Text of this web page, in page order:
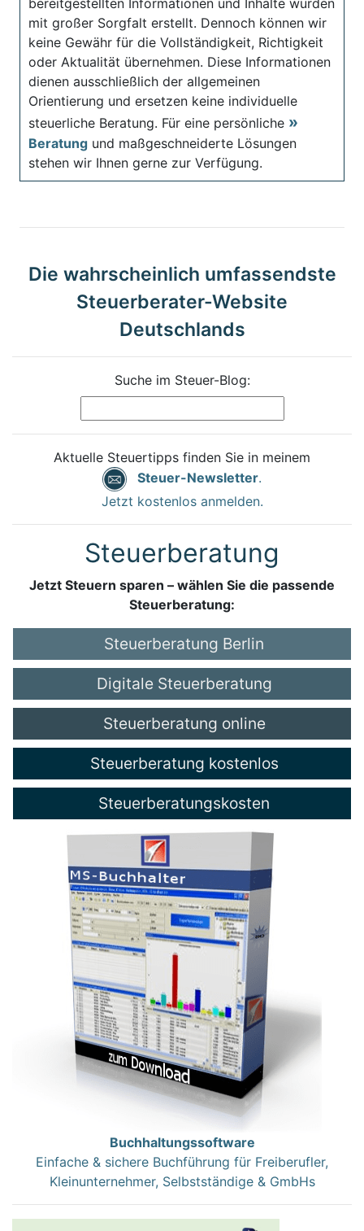
mit großer Sorgfalt erstellt. Dennoch können wir
keine Gewähr für die Vollständigkeit, Richtigkeit
oder Aktualität übernehmen. Diese Informationen
dienen ausschließlich der allgemeinen
Orientierung und ersetzen keine individuelle
steuerliche Beratung. Für eine persönliche
Beratung und maßgeschneiderte Lösungen
stehen wir Ihnen gerne zur Verfügung.
Die wahrscheinlich umfassendste
Steuerberater-Website
Deutschlands
Suche im Steuer-Blog:
Aktuelle Steuertipps finden Sie in meinem
Steuer-Newsletter.
Jetzt kostenlos anmelden.
Steuerberatung
Jetzt Steuern sparen – wählen Sie die passende
Steuerberatung:
Steuerberatung Berlin
Digitale Steuerberatung
Steuerberatung online
Steuerberatung kostenlos
Steuerberatungskosten
Buchhaltungssoftware
Einfache & sichere Buchführung für Freiberufler,
Kleinunternehmer, Selbstständige & GmbHs